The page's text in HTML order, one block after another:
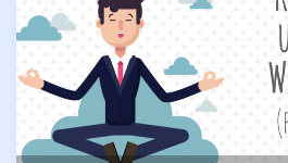
sajtove
u
istoriji.
Kako
se
zaštititi?